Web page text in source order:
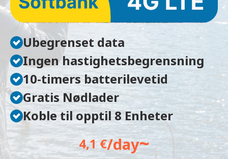
Ubegrenset data
Ingen hastighetsbegrensning
10-timers batterilevetid
Gratis Nødlader
Koble til opptil 8 Enheter
4,1 €/day~